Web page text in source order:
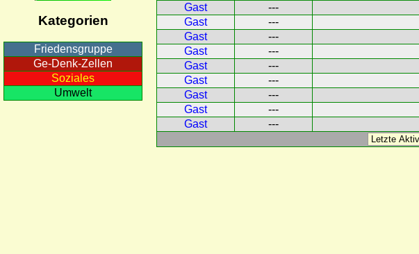
Kategorien
Friedensgruppe
Ge-Denk-Zellen
Soziales
Umwelt
Gast
---
Gast
---
Gast
---
Gast
---
Gast
---
Gast
---
Gast
---
Gast
---
Gast
---